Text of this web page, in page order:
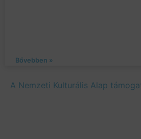
Bővebben »
A Nemzeti Kulturális Alap